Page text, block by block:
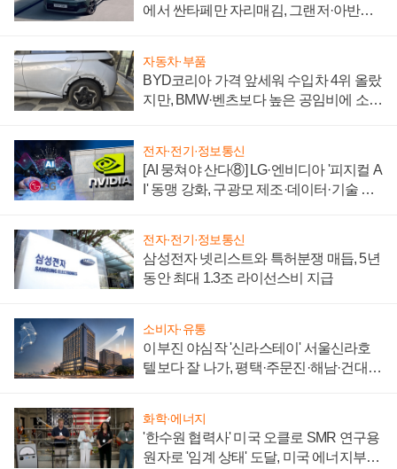
에서 싼타페만 자리매김, 그랜저·아반떼
자동차·부품
BYD코리아 가격 앞세워 수입차 4위 올랐
지만, BMW·벤츠보다 높은 공임비에 소비
전자·전기·정보통신
[AI 뭉쳐야 산다⑧] LG·엔비디아 '피지컬 A
I' 동맹 강화, 구광모 제조·데이터·기술 결
전자·전기·정보통신
삼성전자 넷리스트와 특허분쟁 매듭, 5년
동안 최대 1.3조 라이선스비 지급
소비자·유통
이부진 야심작 '신라스테이' 서울신라호
텔보다 잘 나가, 평택·주문진·해남·건대로
화학·에너지
'한수원 협력사' 미국 오클로 SMR 연구용
원자로 '임계 상태' 도달, 미국 에너지부